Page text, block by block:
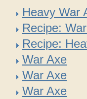
Heavy War
Recipe:
Recipe:
War Axe
War Axe
War Axe